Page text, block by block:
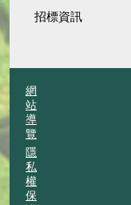
招標資訊
網
站
導
覽
隱
私
權
保